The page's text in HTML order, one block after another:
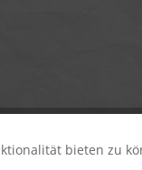
bieten zu